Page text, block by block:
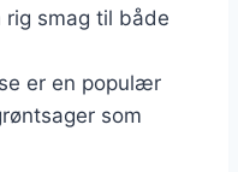
rig smag til både
er en populær
som